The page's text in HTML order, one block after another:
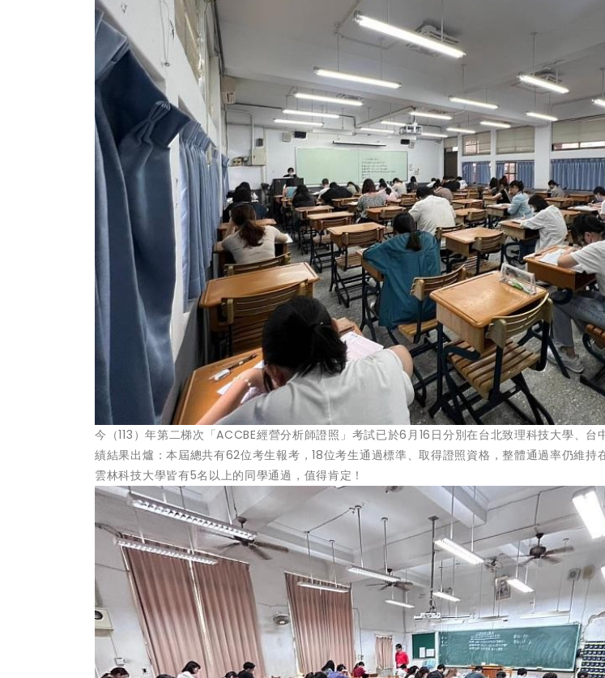
今（113）年第二梯次「ACCBE經營分析師證照」考試已於6月16日分別在台北致理科技大學、台
績結果出爐：本屆總共有62位考生報考，18位考生通過標準、取得證照資格，整體通過率仍維持
雲林科技大學皆有5名以上的同學通過，值得肯定！